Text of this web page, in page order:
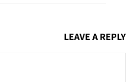
LEAVE A REPLY